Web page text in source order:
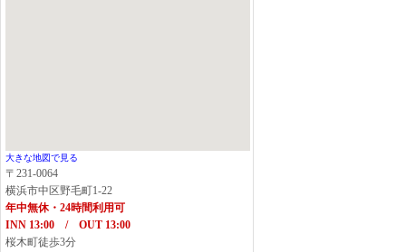
大きな地図で見る
〒231-0064
横浜市中区野毛町1-22
年中無休・24時間利用可
INN 13:00 / OUT 13:00
桜木町徒歩3分